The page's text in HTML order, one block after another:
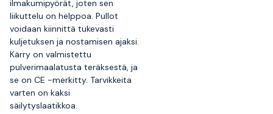
ilmakumipyörät, joten sen
liikuttelu on helppoa. Pullot
voidaan kiinnittä tukevasti
kuljetuksen ja nostamisen ajaksi.
Kärry on valmistettu
pulverimaalatusta teräksestä, ja
se on CE -merkitty. Tarvikkeita
varten on kaksi
säilytyslaatikkoa.